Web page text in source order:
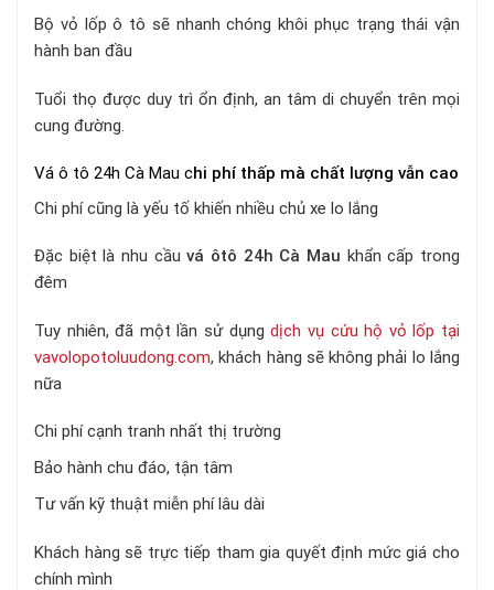
Bộ vỏ lốp ô tô sẽ nhanh chóng khôi phục trạng thái vận
hành ban đầu
Tuổi thọ được duy trì ổn định, an tâm di chuyển trên mọi
cung đường.
Vá ô tô 24h Cà Mau chi phí thấp mà chất lượng vẫn cao
Chi phí cũng là yếu tố khiến nhiều chủ xe lo lắng
Đặc biệt là nhu cầuvá ôtô 24h Cà Mau khẩn cấp trong
đêm
Tuy nhiên, đã một lần sử dụngdịch vụ cứu hộ vỏ lốp tại
vavolopotoluudong.com, khách hàng sẽ không phải lo lắng
nữa
Chi phí cạnh tranh nhất thị trường
Bảo hành chu đáo, tận tâm
Tư vấn kỹ thuật miễn phí lâu dài
Khách hàng sẽ trực tiếp tham gia quyết định mức giá cho
chính mình